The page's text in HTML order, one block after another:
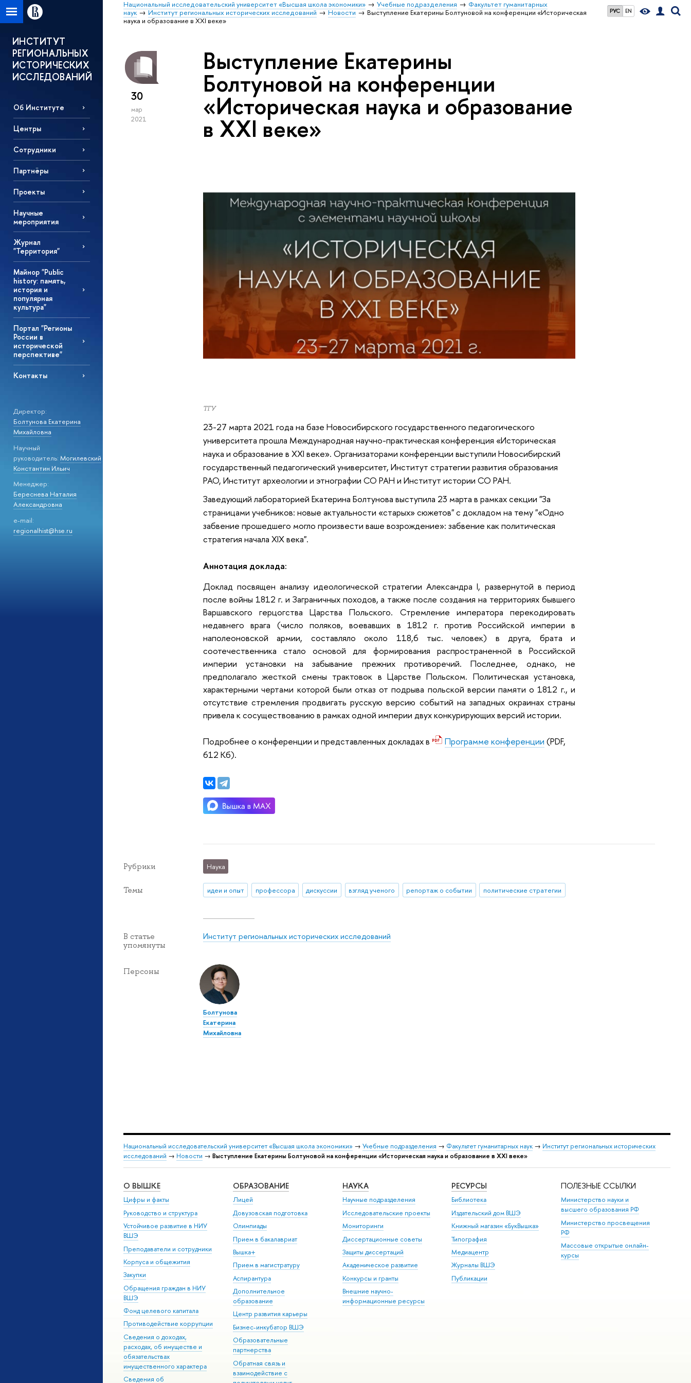
РУС EN
Национальный исследовательский университет «Высшая школа экономики» Учебные подразделения
Факультет гуманитарных
наук
Институт региональных исторических исследований Новости
Выступление Екатерины Болтуновой на конференции «Историческая
наука и образование в XXI веке»
ИНСТИТУТ
РЕГИОНАЛЬНЫХ
ИСТОРИЧЕСКИХ
ИССЛЕДОВАНИЙ
Об Институте
Центры
Сотрудники
Партнёры
Проекты
Научные
мероприятия
Журнал
"Территория"
Майнор "Public
history: память,
история и
популярная
культура"
Портал "Регионы
России в
исторической
перспективе"
Контакты
Директор:
Болтунова Екатерина
Михайловна
Научный
руководитель: Могилевский
Константин Ильич
Менеджер:
Береснева Наталия
Александровна
e-mail:
regionalhist@hse.ru
30
мар
2021
Выступление Екатерины
Болтуновой на конференции
«Историческая наука и образование
в XXI веке»
ТГУ
23-27 марта 2021 года на базе Новосибирского государственного педагогического
университета прошла Международная научно-практическая конференция «Историческая
наука и образование в XXI веке». Организаторами конференции выступили Новосибирский
государственный педагогический университет, Институт стратегии развития образования
РАО, Институт археологии и этнографии СО РАН и Институт истории СО РАН.
Заведующий лабораторией Екатерина Болтунова выступила 23 марта в рамках секции "За
страницами учебников: новые актуальности «старых» сюжетов" с докладом на тему "«Одно
забвение прошедшего могло произвести ваше возрождение»: забвение как политическая
стратегия начала XIX века".
Аннотация доклада:
Доклад посвящен анализу идеологической стратегии Александра I, развернутой в период
после войны 1812 г. и Заграничных походов, а также после создания на территориях бывшего
Варшавского герцогства Царства Польского. Стремление императора перекодировать
недавнего врага (число поляков, воевавших в 1812 г. против Российской империи в
наполеоновской армии, составляло около 118,6 тыс. человек) в друга, брата и
соотечественника стало основой для формирования распространенной в Российской
империи установки на забывание прежних противоречий. Последнее, однако, не
предполагало жесткой смены трактовок в Царстве Польском. Политическая установка,
характерными чертами которой были отказ от подрыва польской версии памяти о 1812 г., и
отсутствие стремления продвигать русскую версию событий на западных окраинах страны
привела к сосуществованию в рамках одной империи двух конкурирующих версий истории.
Подробнее о конференции и представленных докладах в Программе конференции (PDF,
612 Кб).
Рубрики Наука
Темы идеи и опыт профессора дискуссии взгляд ученого репортаж о событии политические стратегии
В статье
упомянуты
Институт региональных исторических исследований
Персоны
Болтунова
Екатерина
Михайловна
Национальный исследовательский университет «Высшая школа экономики» → Учебные подразделения → Факультет гуманитарных наук → Институт региональных исторических
исследований → Новости → Выступление Екатерины Болтуновой на конференции «Историческая наука и образование в XXI веке»
О ВЫШКЕ
Цифры и факты
Руководство и структура
Устойчивое развитие в НИУ
ВШЭ
Преподаватели и сотрудники
Корпуса и общежития
Закупки
Обращения граждан в НИУ
ВШЭ
Фонд целевого капитала
Противодействие коррупции
Сведения о доходах,
расходах, об имуществе и
обязательствах
имущественного характера
Сведения об
ОБРАЗОВАНИЕ
Лицей
Довузовская подготовка
Олимпиады
Прием в бакалавриат
Вышка+
Прием в магистратуру
Аспирантура
Дополнительное
образование
Центр развития карьеры
Бизнес-инкубатор ВШЭ
Образовательные
партнерства
Обратная связь и
взаимодействие с
НАУКА
Научные подразделения
Исследовательские проекты
Мониторинги
Диссертационные советы
Защиты диссертаций
Академическое развитие
Конкурсы и гранты
Внешние научно-
информационные ресурсы
РЕСУРСЫ
Библиотека
Издательский дом ВШЭ
Книжный магазин «БукВышка»
Типография
Медиацентр
Журналы ВШЭ
Публикации
ПОЛЕЗНЫЕ ССЫЛКИ
Министерство науки и
высшего образования РФ
Министерство просвещения
РФ
Массовые открытые онлайн-
курсы